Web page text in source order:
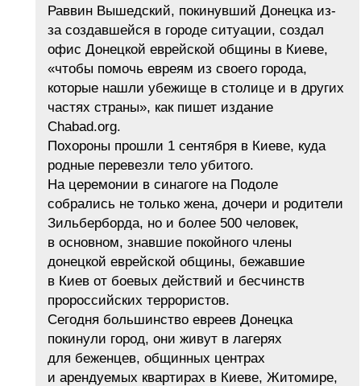
Раввин Вышедский, покинувший Донецка из-
за создавшейся в городе ситуации, создал
офис Донецкой еврейской общины в Киеве,
«чтобы помочь евреям из своего города,
которые нашли убежище в столице и в других
частях страны», как пишет издание
Chabad.org.
Похороны прошли 1 сентября в Киеве, куда
родные перевезли тело убитого.
На церемонии в синагоге на Подоле
собрались не только жена, дочери и родители
Зильберборда, но и более 500 человек,
в основном, знавшие покойного члены
донецкой еврейской общины, бежавшие
в Киев от боевых действий и бесчинств
пророссийских террористов.
Сегодня большинство евреев Донецка
покинули город, они живут в лагерях
для беженцев, общинных центрах
и арендуемых квартирах в Киеве, Житомире,